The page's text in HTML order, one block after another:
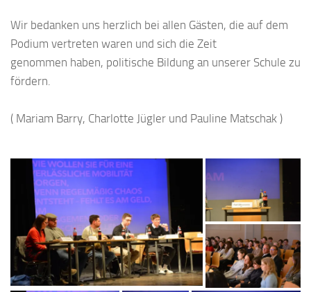
Wir bedanken uns herzlich bei allen Gästen, die auf dem
Podium vertreten waren und sich die Zeit
genommen haben, politische Bildung an unserer Schule zu
fördern.
( Mariam Barry, Charlotte Jügler und Pauline Matschak )